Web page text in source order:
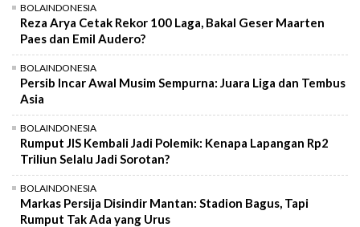
BOLAINDONESIA
Reza Arya Cetak Rekor 100 Laga, Bakal Geser Maarten
Paes dan Emil Audero?
BOLAINDONESIA
Persib Incar Awal Musim Sempurna: Juara Liga dan Tembus
Asia
BOLAINDONESIA
Rumput JIS Kembali Jadi Polemik: Kenapa Lapangan Rp2
Triliun Selalu Jadi Sorotan?
BOLAINDONESIA
Markas Persija Disindir Mantan: Stadion Bagus, Tapi
Rumput Tak Ada yang Urus